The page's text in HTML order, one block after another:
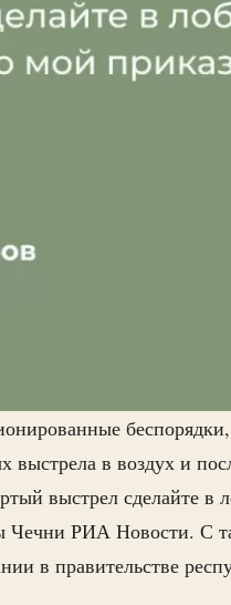
выстрела в воздух и
выстрел сделайте в
Чечни РИА Новости. С
в правительстве